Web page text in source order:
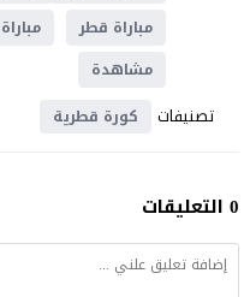
مباراة قطر
مشاهدة
تصنيفات كورة قطرية
0 التعليقات